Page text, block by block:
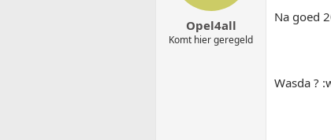
Opel4all
Komt hier geregeld
Na goed
Wasda ?